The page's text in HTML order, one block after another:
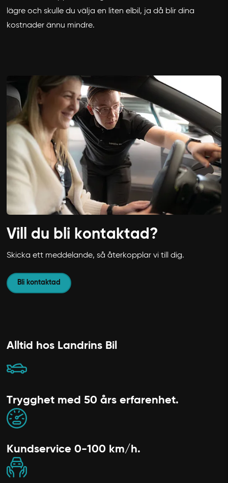
lägre och skulle du välja en liten elbil, ja då blir dina
kostnader ännu mindre.
Vill du bli kontaktad?
Skicka ett meddelande, så återkopplar vi till dig.
Bli kontaktad
Alltid hos Landrins Bil
Trygghet med 50 års erfarenhet.
Kundservice 0-100 km/h.